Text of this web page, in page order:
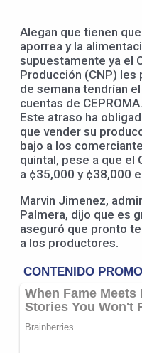
Alegan que tienen
aporrea y la
supuestamente ya el
Producción (CNP)
de semana tendrían
cuentas de CEPROMA.
Este atraso ha
que vender su
bajo a los
quintal, pese a que el
a ¢35,000 y ¢38,000
Marvin Jimenez,
Palmera, dijo que es
aseguró que pronto
a los productores.